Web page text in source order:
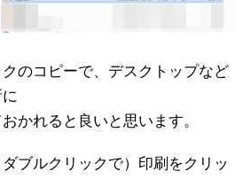
のコピーで、デスクトップなど
かれると良いと思います。
ブルクリックで）印刷をクリッ